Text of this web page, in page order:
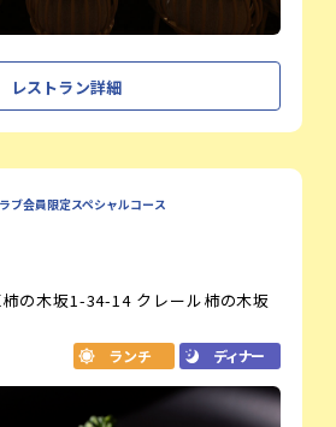
ェフメッセージ
度、赤坂から銀座へ移転しリニューア
永続性を意味するアマランサスの花言
フランス文化」への尊敬と「日本人の精
の尊さ。この二つを重ね合わせ、
互いの良さを引き出し、今までの私の食
レストラン詳細
の木坂1-34-14 クレール柿の木坂
ランチ ディナー
ブ会員限定スペシャルコース